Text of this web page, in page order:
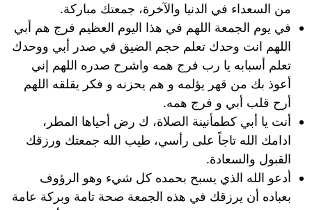
من السعداء في الدنيا والآخرة، جمعتك مباركة.
في يوم الجمعة اللهم في هذا اليوم العظيم فرج هم أبي
اللهم انت وحدك تعلم حجم الضيق في صدر أبي ووحدك
تعلم أسبابه يا رب فرج همه واشرح صدره اللهم إني
أعوذ بك من قهر يؤلمه و هم يحزنه و فكر يقلقه اللهم
أرح قلب أبي و فرج همه.
أنت يا أبي كطمأنينة الصلاة، ك رض أحياها المطر،
ادامك الله تاجاً على رأسي، طيب الله جمعتك ورزقك
القبول والسعادة.
أدعو الله الذي يسبح بحمده كل شيء وهو الرؤوف
بعباده أن يرزقك في هذه الجمعة صحة تامة وبركة عامة